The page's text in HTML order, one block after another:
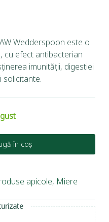
Wedderspoon este o
cu efect antibacterian
imunității, digestiei
solicitante.
în coș
apicole, Miere